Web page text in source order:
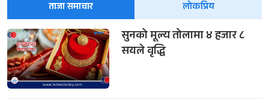
ताजा समाचार लोकप्रिय
सुनको मूल्य तोलामा ४ हजार ८
सयले वृद्धि